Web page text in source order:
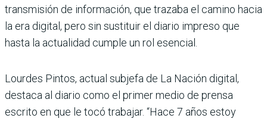
transmisión de información, que trazaba el camino hacia
la era digital, pero sin sustituir el diario impreso que
hasta la actualidad cumple un rol esencial.
Lourdes Pintos, actual subjefa de La Nación digital,
destaca al diario como el primer medio de prensa
escrito en que le tocó trabajar. “Hace 7 años estoy